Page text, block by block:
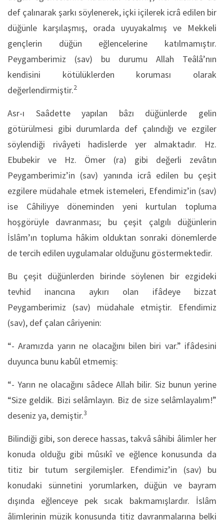
def çalınarak şarkı söylenerek, içki içilerek icrâ edilen bir
düğünle karşılaşmış, orada uyuyakalmış ve Mekkeli
gençlerin düğün eğlencelerine katılmamıştır.
Peygamberimiz (sav) bu durumu Allah Teâlâ’nın
kendisini kötülüklerden koruması olarak
değerlendirmiştir.2
Asr-ı Saâdette yapılan bâzı düğünlerde gelin
götürülmesi gibi durumlarda def çalındığı ve ezgiler
söylendiği rivâyeti hadislerde yer almaktadır. Hz.
Ebubekir ve Hz. Ömer (ra) gibi değerli zevâtın
Peygamberimiz’in (sav) yanında icrâ edilen bu çeşit
ezgilere müdahale etmek istemeleri, Efendimiz’in (sav)
ise Câhiliyye döneminden yeni kurtulan topluma
hoşgörüyle davranması; bu çeşit çalgılı düğünlerin
İslâm’ın topluma hâkim olduktan sonraki dönemlerde
de tercih edilen uygulamalar olduğunu göstermektedir.
Bu çeşit düğünlerden birinde söylenen bir ezgideki
tevhid inancına aykırı olan ifâdeye bizzat
Peygamberimiz (sav) müdahale etmiştir. Efendimiz
(sav), def çalan câriyenin:
“- Aramızda yarın ne olacağını bilen biri var.” ifâdesini
duyunca bunu kabûl etmemiş:
“- Yarın ne olacağını sâdece Allah bilir. Siz bunun yerine
“Size geldik. Bizi selâmlayın. Biz de size selâmlayalım!”
deseniz ya, demiştir.3
Bilindiği gibi, son derece hassas, takvâ sâhibi âlimler her
konuda olduğu gibi mûsıkî ve eğlence konusunda da
titiz bir tutum sergilemişler. Efendimiz’in (sav) bu
konudaki sünnetini yorumlarken, düğün ve bayram
dışında eğlenceye pek sıcak bakmamışlardır. İslâm
âlimlerinin müzik konusunda titiz davranmalarına belki